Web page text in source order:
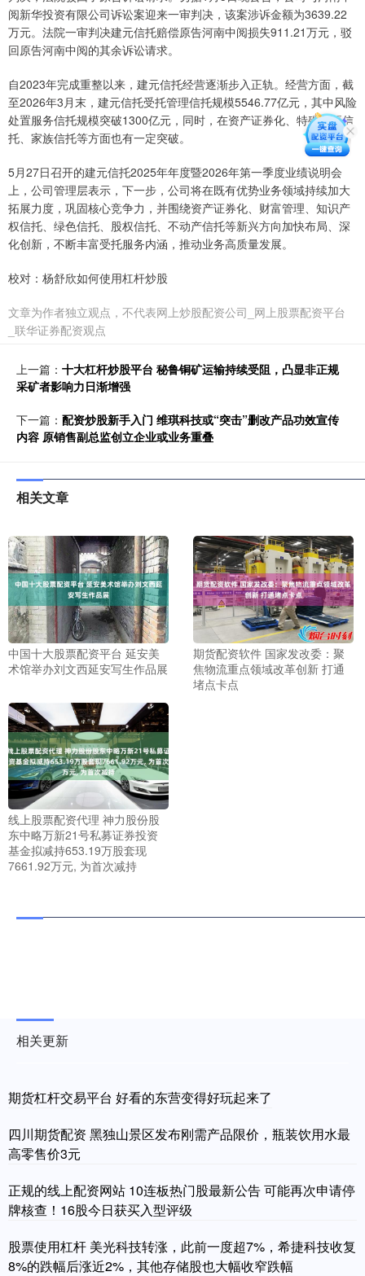
阅新华投资有限公司诉讼案迎来一审判决，该案涉诉金额为3639.22
万元。法院一审判决建元信托赔偿原告河南中阅损失911.21万元，驳
回原告河南中阅的其余诉讼请求。
自2023年完成重整以来，建元信托经营逐渐步入正轨。经营方面，截
至2026年3月末，建元信托受托管理信托规模5546.77亿元，其中风险
处置服务信托规模突破1300亿元，同时，在资产证券化、特殊需要信
托、家族信托等方面也有一定突破。
5月27日召开的建元信托2025年年度暨2026年第一季度业绩说明会
上，公司管理层表示，下一步，公司将在既有优势业务领域持续加大
拓展力度，巩固核心竞争力，并围绕资产证券化、财富管理、知识产
权信托、绿色信托、股权信托、不动产信托等新兴方向加快布局、深
化创新，不断丰富受托服务内涵，推动业务高质量发展。
校对：杨舒欣如何使用杠杆炒股
文章为作者独立观点，不代表网上炒股配资公司_网上股票配资平台
_联华证券配资观点
上一篇： 十大杠杆炒股平台 秘鲁铜矿运输持续受阻，凸显非正规
采矿者影响力日渐增强
下一篇： 配资炒股新手入门 维琪科技或“突击”删改产品功效宣传
内容 原销售副总监创立企业或业务重叠
相关文章
中国十大股票配资平台 延安美
术馆举办刘文西延安写生作品展
期货配资软件 国家发改委：聚
焦物流重点领域改革创新 打通
堵点卡点
线上股票配资代理 神力股份股
东中略万新21号私募证券投资
基金拟减持653.19万股套现
7661.92万元, 为首次减持
相关更新
期货杠杆交易平台 好看的东营变得好玩起来了
四川期货配资 黑独山景区发布刚需产品限价，瓶装饮用水最
高零售价3元
正规的线上配资网站 10连板热门股最新公告 可能再次申请停
牌核查！16股今日获买入型评级
股票使用杠杆 美光科技转涨，此前一度超7%，希捷科技收复
8%的跌幅后涨近2%，其他存储股也大幅收窄跌幅